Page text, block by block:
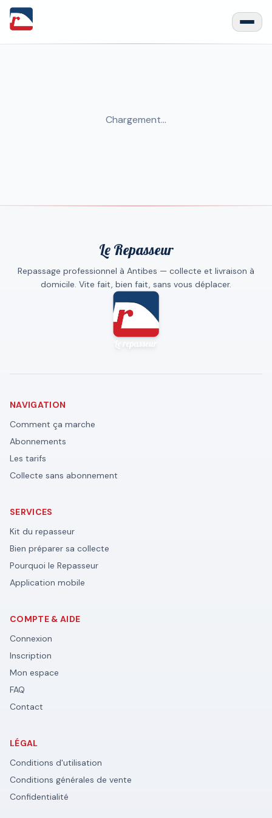
Chargement…
Le Repasseur
Repassage professionnel à Antibes — collecte et livraison à
domicile. Vite fait, bien fait, sans vous déplacer.
NAVIGATION
Comment ça marche
Abonnements
Les tarifs
Collecte sans abonnement
SERVICES
Kit du repasseur
Bien préparer sa collecte
Pourquoi le Repasseur
Application mobile
COMPTE & AIDE
Connexion
Inscription
Mon espace
FAQ
Contact
LÉGAL
Conditions d'utilisation
Conditions générales de vente
Confidentialité